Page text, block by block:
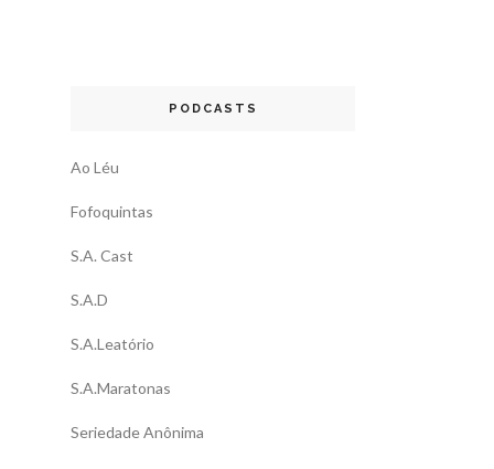
PODCASTS
Ao Léu
Fofoquintas
S.A. Cast
S.A.D
S.A.Leatório
S.A.Maratonas
Seriedade Anônima